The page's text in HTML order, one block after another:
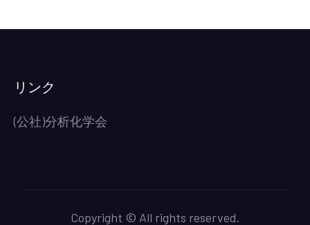
リンク
(公社)分析化学会
Copyright © All rights reserved.